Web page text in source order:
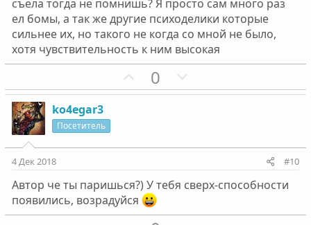
приняла в два раза больше чем надо.
Последствия всегда плохие для цнс, всегда. А вот какие
именно - никто не знает. А вообще если не бросить
итог один - смерть.
PS
Ща читаю это и понимаю, как зависимость была
сильна. Просто жесть. Это безумие конечно.
съела тогда не помнишь? Я просто сам много раз
ел бомы, а так же другие психоделики которые
сильнее их, но такого не когда со мной не было,
хотя чувствительность к ним высокая
П
о
т
в
н
ы
0
е
т
н
ы
ko4egar3
Посетитель
4 Дек 2018 #10
Автор че ты паришься?) У тебя сверх-способности
появились, возрадуйся